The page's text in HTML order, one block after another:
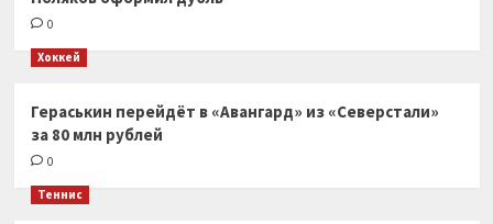
0
Хоккей
Гераськин перейдёт в «Авангард» из «Северстали»
за 80 млн рублей
0
Теннис